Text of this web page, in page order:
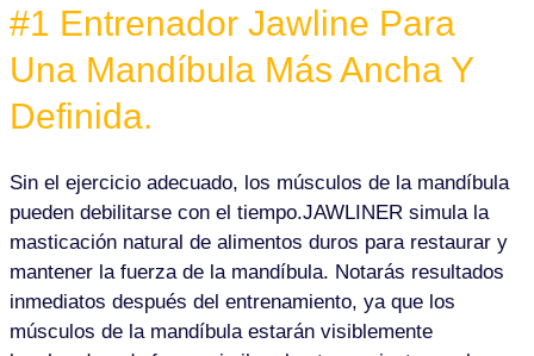
#1 Entrenador Jawline Para
Una Mandíbula Más Ancha Y
Definida.
Sin el ejercicio adecuado, los músculos de la mandíbula
pueden debilitarse con el tiempo.JAWLINER simula la
masticación natural de alimentos duros para restaurar y
mantener la fuerza de la mandíbula. Notarás resultados
inmediatos después del entrenamiento, ya que los
músculos de la mandíbula estarán visiblemente